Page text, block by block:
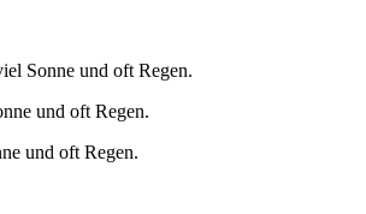
Sonne und oft Regen.
und oft Regen.
und oft Regen.